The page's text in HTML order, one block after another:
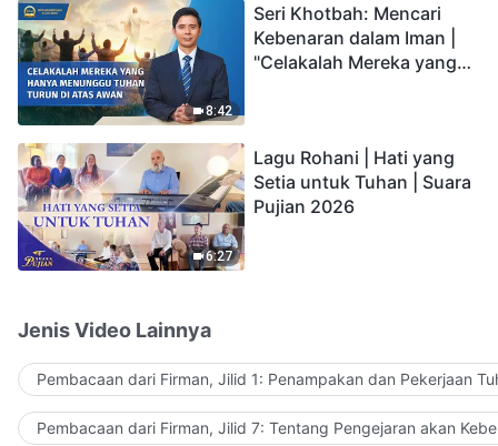
8:42
Seri Khotbah: Mencari
Kebenaran dalam Iman |
"Celakalah Mereka yang
6:27
Lagu Rohani | Hati yang
Setia untuk Tuhan | Suara
Pujian 2026
Jenis Video Lainnya
Pembacaan dari Firman, Jilid 1: Penampakan dan Pekerjaan
Pembacaan dari Firman, Jilid 7: Tentang Pengejaran akan